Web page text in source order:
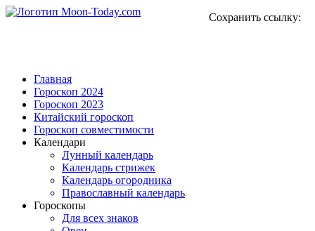
Сохранить ссылку:
Главная
Гороскоп 2024
Гороскоп 2023
Китайский гороскоп
Гороскоп совместимости
Календари
Лунный календарь
Календарь стрижек
Календарь огородника
Православный календарь
Гороскопы
Для всех знаков